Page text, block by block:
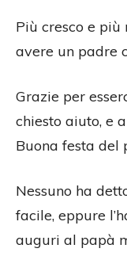
Più cresco e
avere un padre
Grazie per
chiesto aiuto, e
Buona festa del
Nessuno ha
facile, eppure
auguri al papà